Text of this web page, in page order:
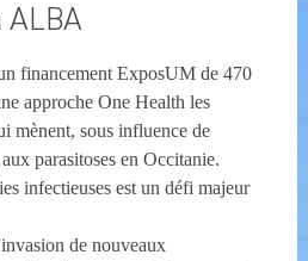
financement ExposUM de 470
approche One Health les
mènent, sous influence de
parasitoses en Occitanie.
infectieuses est un défi majeur
de nouveaux